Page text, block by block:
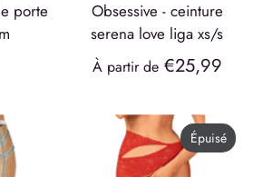
obsessive - ceinture
serena love liga xs/s
À partir de €25,99
Épuisé